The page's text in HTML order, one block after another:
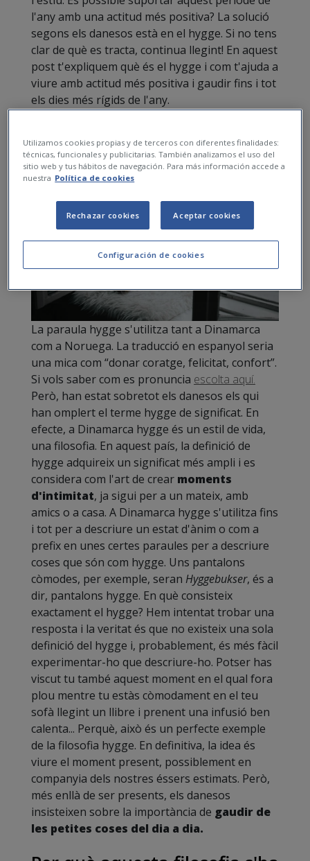
l'any amb una actitud més positiva? La solució
segons els danesos està en el hygge. Si no tens
clar de què es tracta, continua llegint! En aquest
post t'expliquem què és el hygge i com t'ajuda a
viure amb actitud més positiva i gaudir fins i tot
els dies més rígids de l'any.
Què significa hygge?
La paraula hygge s'utilitza tant a Dinamarca
com a Noruega. La traducció en espanyol seria
una mica com “donar coratge, felicitat, confort”.
Si vols saber com es pronuncia escolta aquí.
Però, han estat sobretot els danesos els qui
han omplert el terme hygge de significat. En
efecte, a Dinamarca hygge és un estil de vida,
una filosofia. En aquest país, la definició de
hygge adquireix un significat més ampli i es
considera com l'art de crear moments
d'intimitat, ja sigui per a un mateix, amb
amics o a casa. A Dinamarca hygge s'utilitza fins
i tot per a descriure un estat d'ànim o com a
prefix en unes certes paraules per a descriure
coses que són com hygge. Uns pantalons
còmodes, per exemple, seran Hyggebukser, és a
dir, pantalons hygge. En què consisteix
exactament el hygge? Hem intentat trobar una
resposta i la veritat és que no existeix una sola
definició del hygge i, probablement, és més fàcil
experimentar-ho que descriure-ho. Potser has
viscut tu també aquest moment en el qual fora
plou mentre tu estàs còmodament en el teu
sofà llegint un llibre i prenent una infusió ben
calenta... Perquè, això és un perfecte exemple
de la filosofia hygge. En definitiva, la idea és
viure el moment present, possiblement en
companyia dels nostres éssers estimats. Però,
més enllà de ser presents, els danesos
insisteixen sobre la importància de gaudir de
les petites coses del dia a dia.
Utilizamos cookies propias y de terceros con diferentes finalidades:
técnicas, funcionales y publicitarias. También analizamos el uso del
sitio web y tus hábitos de navegación. Para más información accede a
nuestra Política de cookies
Configuración de cookies
Rechazar cookies Aceptar cookies